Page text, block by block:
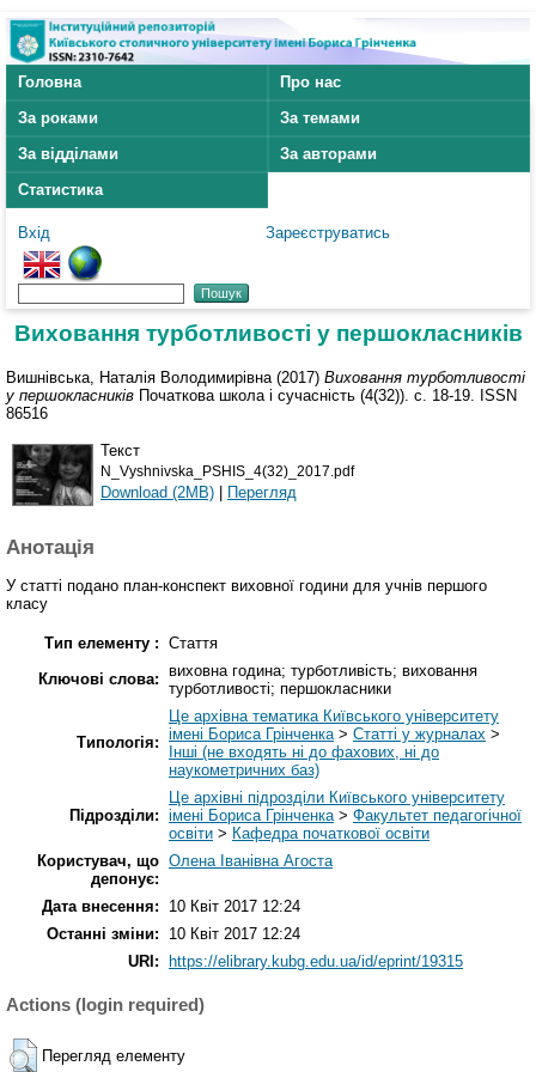
Головна
Про нас
За роками
За темами
За відділами
За авторами
Статистика
Вхід Зареєструватись
Виховання турботливості у першокласників
Вишнівська, Наталія Володимирівна (2017) Виховання турботливості
у першокласників Початкова школа і сучасність (4(32)). с. 18-19. ISSN
86516
Текст
N_Vyshnivska_PSHIS_4(32)_2017.pdf
Download (2MB) | Перегляд
Анотація
У статті подано план-конспект виховної години для учнів першого
класу
Тип елементу : Стаття
Ключові слова: виховна година; турботливість; виховання
турботливості; першокласники
Типологія:
Це архівна тематика Київського університету
імені Бориса Грінченка> Статті у журналах >
Інші (не входять ні до фахових, ні до
наукометричних баз)
Підрозділи:
Це архівні підрозділи Київського університету
імені Бориса Грінченка> Факультет педагогічної
освіти > Кафедра початкової освіти
Користувач, що
депонує:
Олена Іванівна Агоста
Дата внесення:
10 Квіт 2017 12:24
Останні зміни:
10 Квіт 2017 12:24
URI:
https://elibrary.kubg.edu.ua/id/eprint/19315
Actions (login required)
Перегляд елементу